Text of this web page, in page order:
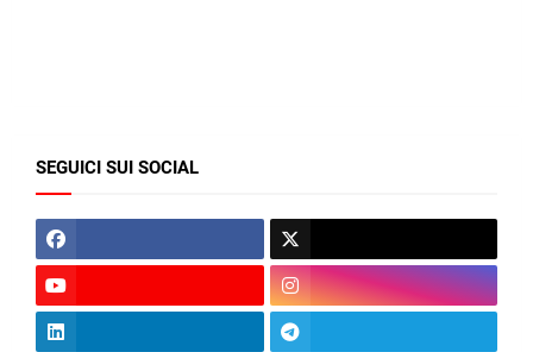
SEGUICI SUI SOCIAL